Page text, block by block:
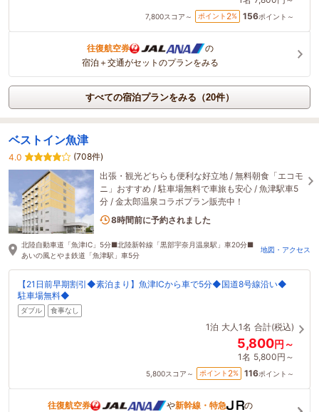
7,800スコア～ ポイント 2% 156ポイント～
往復航空券
の
宿泊＋交通がセットのプランをみる
すべての宿泊プランをみる（20件）
ベストイン魚津
4.0
(708件)
出張・観光どちらも便利な好立地 / 無料朝食「エコモ
ニ」おすすめ / 駐車場無料で車旅も安心 / 魚津駅車5
分 / 金太郎温泉コラボプラン販売中！
1名がこの宿を見ています
北陸自動車道「魚津IC」5分■北陸新幹線「黒部宇奈月温泉駅」車20分■
あいの風とやま鉄道「魚津駅」車5分
地図・アクセス
【21日前早期割引◆素泊まり】魚津ICから車で5分◆国道8号線沿い◆
駐車場無料◆
ダブル 食事なし
1泊 大人1名 合計(税込)
5,800円～
1名 5,800円～
5,800スコア～ ポイント 2% 116ポイント～
往復航空券 や新幹線・特急
の